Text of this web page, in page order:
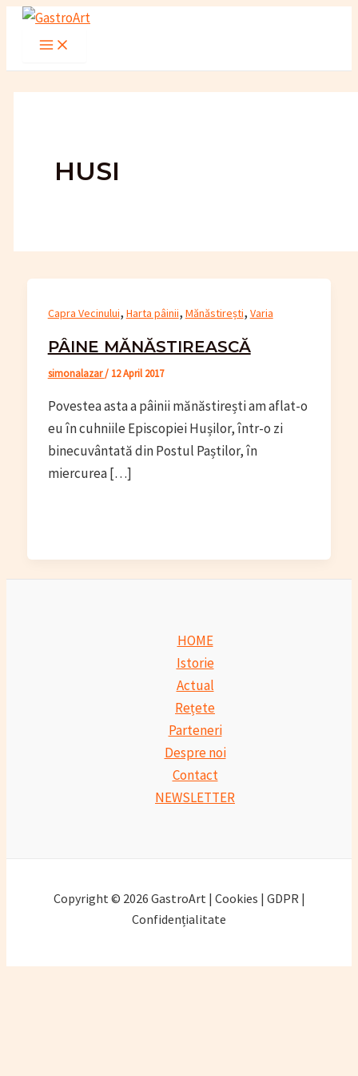
Skip
Main
HUSI
Capra Vecinului, Harta pâinii, Mănăstirești, Varia
PÂINE MĂNĂSTIREASCĂ
simonalazar/ 12 April 2017
Povestea asta a pâinii mănăstirești am aflat-o
eu în cuhniile Episcopiei Hușilor, într-o zi
binecuvântată din Postul Paștilor, în
miercurea […]
HOME
Istorie
Actual
Rețete
Parteneri
Despre noi
Contact
NEWSLETTER
Copyright © 2026 GastroArt | Cookies | GDPR |
Confidențialitate